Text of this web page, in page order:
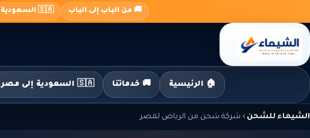
المحتوى
🚚 من الباب إلى الباب 🇸🇦 السعودية ← 🇪🇬 مصر
🏠 الرئيسية 🚚 خدماتنا 🇸🇦 السعودية إلى مصر
الشيماء للشحن › شركة شحن من الرياض لمصر